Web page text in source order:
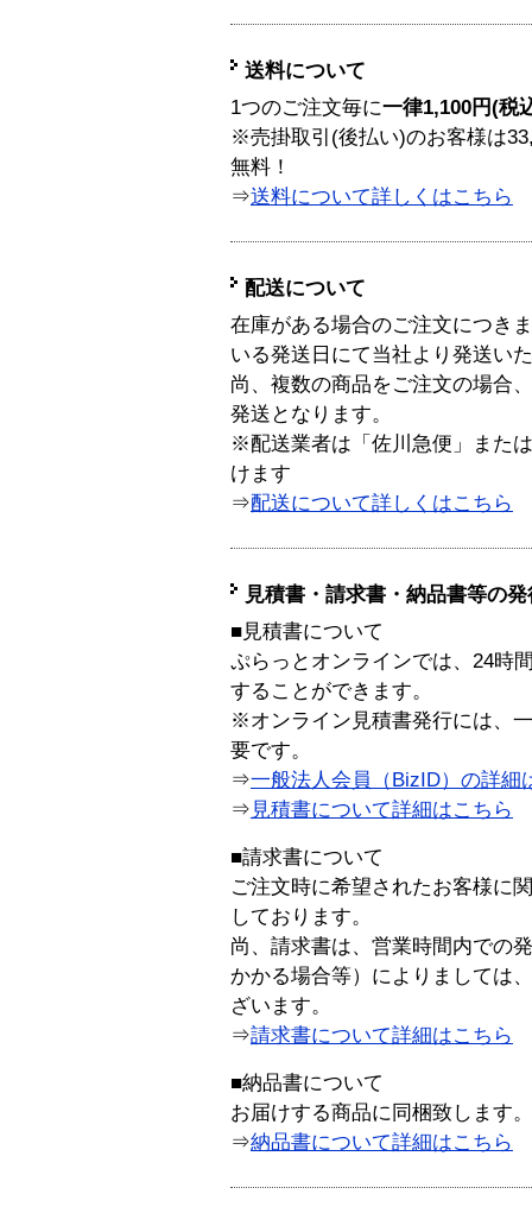
送料について
1つのご注文毎に一律1,100円(税
※売掛取引(後払い)のお客様は
無料！
⇒送料について詳しくはこちら
配送について
在庫がある場合のご注文につき
いる発送日にて当社より発送い
尚、複数の商品をご注文の場合
発送となります。
※配送業者は「佐川急便」また
けます
⇒配送について詳しくはこちら
見積書・請求書・納品書等の
■見積書について
ぷらっとオンラインでは、24時
することができます。
※オンライン見積書発行には、
要です。
⇒一般法人会員（BizID）の詳細
⇒ 見積書について詳細はこちら
■請求書について
ご注文時に希望されたお客様に
しております。
尚、請求書は、営業時間内での
かかる場合等）によりましては
ざいます。
⇒請求書について詳細はこちら
■納品書について
お届けする商品に同梱致します。
⇒納品書について詳細はこちら